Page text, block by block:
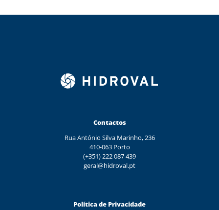
Contactos
Rua António Silva Marinho, 236
410-063 Porto
(+351) 222 087 439
geral@hidroval.pt
Política de Privacidade